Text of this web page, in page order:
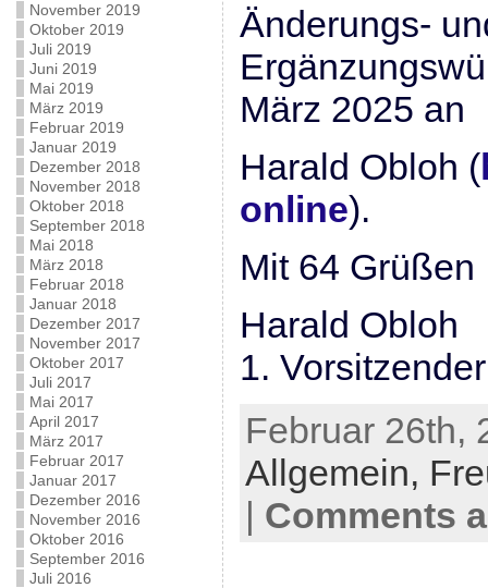
November 2019
Oktober 2019
Juli 2019
Juni 2019
Mai 2019
März 2019
Februar 2019
Januar 2019
Dezember 2018
November 2018
Oktober 2018
September 2018
Mai 2018
März 2018
Februar 2018
Januar 2018
Dezember 2017
November 2017
Oktober 2017
Juli 2017
Mai 2017
April 2017
März 2017
Februar 2017
Januar 2017
Dezember 2016
November 2016
Oktober 2016
September 2016
Juli 2016
Änderungs-
März 2025 an
Harald Obloh (
online).
Mit 64 Grüßen
Harald Obloh
1. Vorsitzender
Februar 26th,
Allgemein,
| Comments